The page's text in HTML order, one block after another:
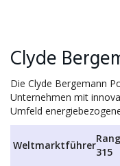
Clyde
Die Clyde Bergemann
Unternehmen mit
Umfeld
Weltmarktführer
Rang
315